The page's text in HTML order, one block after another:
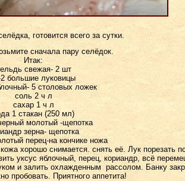
готовится всего за сутки.
сначала пару селёдок.
Итак:
свежая- 2 шт
2 большие луковицы
5 столовых ложек
соль 2 ч л
сахар 1 ч л
1 стакан (250 мл)
молотый -щепотка
зерна- щепотка
перец-на кончике ножа
хорошо снимается. снять её. Лук порезать
уксус яблочный, перец, кориандр, всё
и залить охлажденным рассолом. Банку
пробовать. Приятного аппетита!